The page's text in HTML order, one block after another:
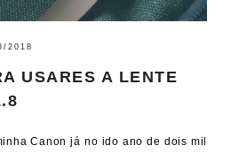
2018
USARES A LENTE
Canon já no ido ano de dois mil